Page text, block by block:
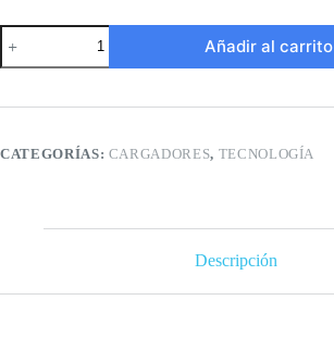
Cargador
Tecno
de
carga
Añadir al carrito
CATEGORÍAS: CARGADORES, TECNOLOGÍA
Descripción